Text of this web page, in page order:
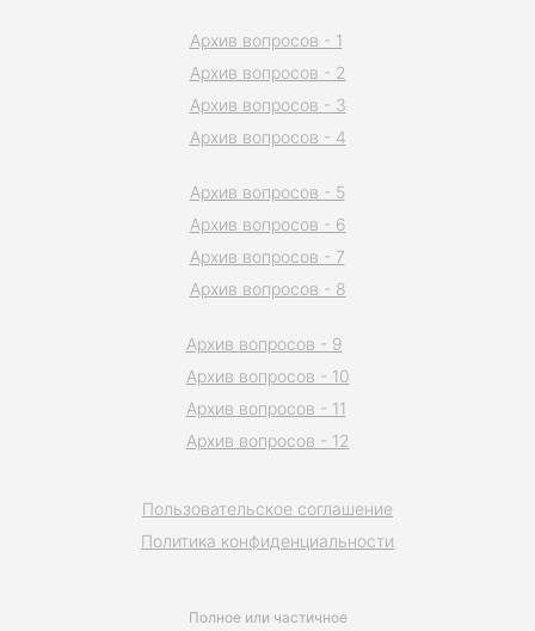
Полное или частичное
Пользовательское соглашение
Политика конфиденциальности
Архив вопросов - 1
Архив вопросов - 2
Архив вопросов - 3
Архив вопросов - 4
Архив вопросов - 5
Архив вопросов - 6
Архив вопросов - 7
Архив вопросов - 8
Архив вопросов - 9
Архив вопросов - 10
Архив вопросов - 11
Архив вопросов - 12